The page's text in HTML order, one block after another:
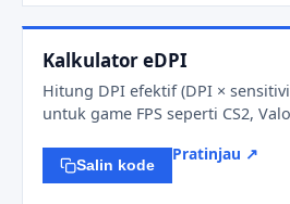
Kalkulator eDPI
Hitung DPI efektif (DPI ×
untuk game FPS seperti CS2,
Salin kode
Pratinjau ↗